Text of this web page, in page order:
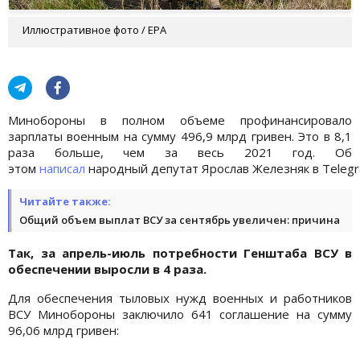
Иллюстративное фото / EPA
Минобороны в полном объеме профинансировало
зарплаты военным на сумму 496,9 млрд гривен. Это в 8,1
раза больше, чем за весь 2021 год. Об
этом написал народный депутат Ярослав Железняк в
Читайте также:
Общий объем выплат ВСУ за сентябрь увеличен: причина
Так, за апрель-июль потребности Генштаба ВСУ в
обеспечении выросли в 4 раза.
Для обеспечения тыловых нужд военных и работников
ВСУ Минобороны заключило 641 соглашение на сумму
96,06 млрд гривен: